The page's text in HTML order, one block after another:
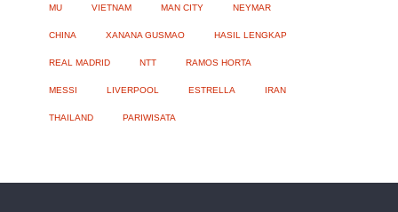
Dunia Diminta Bersiap Hadapi Dampak
Super El Niño terhadap Cuaca dan Pangan
MU VIETNAM MAN CITY NEYMAR
CHINA XANANA GUSMAO HASIL LENGKAP
REAL MADRID NTT RAMOS HORTA
MESSI LIVERPOOL ESTRELLA IRAN
THAILAND PARIWISATA